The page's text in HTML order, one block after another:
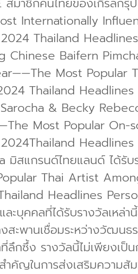
Internationally
Thailand
Chinese Baifern
Most Popular
Thailand
& Becky
Most Popular On-
มิสแกรนด์ไทยแลนด์ ได้
Thai Artist
Headlines
ละบุคคลที่ได้รับรางวัลเหล่
สะพานเชื่อมระหว่างวัฒนธ
ลึกซึ้ง รางวัลนี้ไม่เพียงเป็
ำคัญในการส่งเสริมความ